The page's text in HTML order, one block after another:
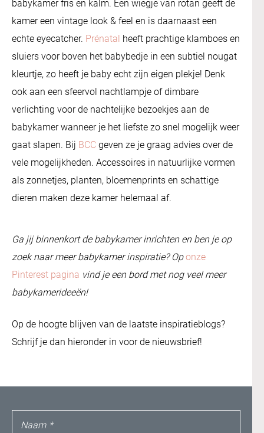
babykamer fris en kalm. Een wiegje van rotan geeft de
kamer een vintage look & feel en is daarnaast een
echte eyecatcher. Prénatal heeft prachtige klamboes en
sluiers voor boven het babybedje in een subtiel nougat
kleurtje, zo heeft je baby echt zijn eigen plekje! Denk
ook aan een sfeervol nachtlampje of dimbare
verlichting voor de nachtelijke bezoekjes aan de
babykamer wanneer je het liefste zo snel mogelijk weer
gaat slapen. Bij BCC geven ze je graag advies over de
vele mogelijkheden. Accessoires in natuurlijke vormen
als zonnetjes, planten, bloemenprints en schattige
dieren maken deze kamer helemaal af.
Ga jij binnenkort de babykamer inrichten en ben je op
zoek naar meer babykamer inspiratie? Oponze
Pinterest pagina vind je een bord met nog veel meer
babykamerideeën!
Op de hoogte blijven van de laatste inspiratieblogs?
Schrijf je dan hieronder in voor de nieuwsbrief!
Naam *